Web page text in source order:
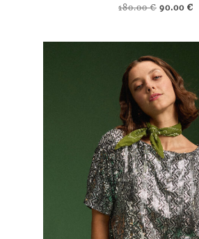
180.00€ Le
180.00 €.
90.00 €